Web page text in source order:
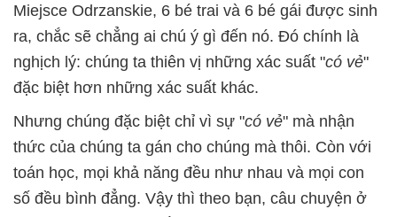
Miejsce Odrzanskie, 6 bé trai và 6 bé gái được sinh
ra, chắc sẽ chẳng ai chú ý gì đến nó. Đó chính là
nghịch lý: chúng ta thiên vị những xác suất "có vẻ"
đặc biệt hơn những xác suất khác.
Nhưng chúng đặc biệt chỉ vì sự "có vẻ" mà nhận
thức của chúng ta gán cho chúng mà thôi. Còn với
toán học, mọi khả năng đều như nhau và mọi con
số đều bình đẳng. Vậy thì theo bạn, câu chuyện ở